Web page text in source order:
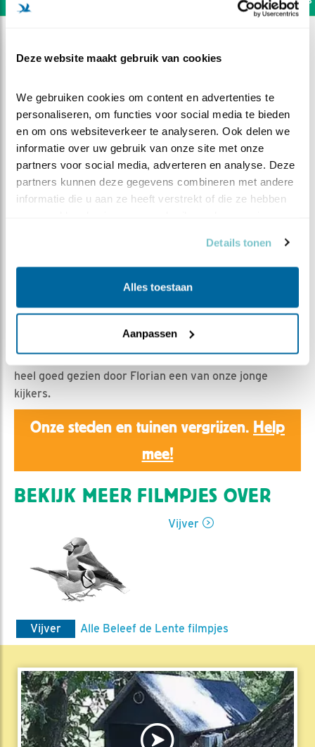
Deze website maakt gebruik van cookies
We gebruiken cookies om content en advertenties te
personaliseren, om functies voor social media te bieden
en om ons websiteverkeer te analyseren. Ook delen we
informatie over uw gebruik van onze site met onze
partners voor social media, adverteren en analyse. Deze
partners kunnen deze gegevens combineren met andere
informatie die u aan ze heeft verstrekt of die ze hebben
Details tonen
Alles toestaan
Aanpassen
Ed Hoogkamer | Geplaatst op 13 april 2020, 11:07 |
Bewaar dit filmpje |
Weer een nieuwe gast bij de vijver, een staartmees,
heel goed gezien door Florian een van onze jonge
kijkers.
Onze steden en tuinen vergrijzen. Help
mee!
BEKIJK MEER FILMPJES OVER
Vijver
Vijver Alle Beleef de Lente filmpjes